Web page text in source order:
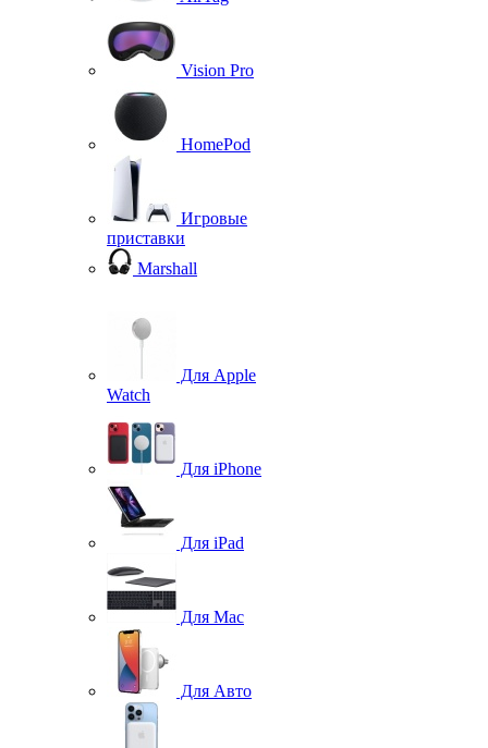
Vision Pro
HomePod
Игровые
приставки
Marshall
Для Apple
Watch
Для iPhone
Для iPad
Для Mac
Для Авто